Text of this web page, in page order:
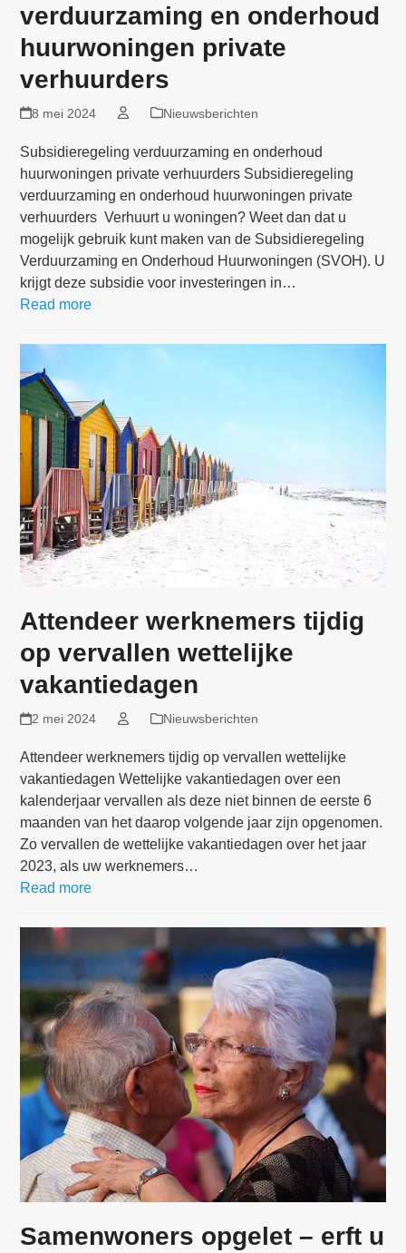
verduurzaming en onderhoud
huurwoningen private
verhuurders
8 mei 2024 Nieuwsberichten
Subsidieregeling verduurzaming en onderhoud
huurwoningen private verhuurders Subsidieregeling
verduurzaming en onderhoud huurwoningen private
verhuurders Verhuurt u woningen? Weet dan dat u
mogelijk gebruik kunt maken van de Subsidieregeling
Verduurzaming en Onderhoud Huurwoningen (SVOH). U
krijgt deze subsidie voor investeringen in…
Read more
Attendeer werknemers tijdig
op vervallen wettelijke
vakantiedagen
2 mei 2024 Nieuwsberichten
Attendeer werknemers tijdig op vervallen wettelijke
vakantiedagen Wettelijke vakantiedagen over een
kalenderjaar vervallen als deze niet binnen de eerste 6
maanden van het daarop volgende jaar zijn opgenomen.
Zo vervallen de wettelijke vakantiedagen over het jaar
2023, als uw werknemers…
Read more
Samenwoners opgelet – erft u